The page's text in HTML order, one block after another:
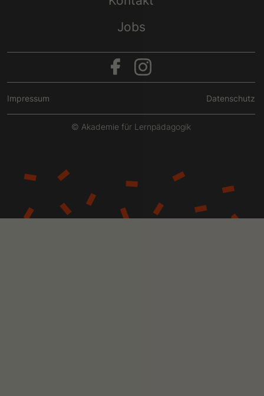
Jobs
Impressum Datenschutz
© Akademie für Lernpädagogik